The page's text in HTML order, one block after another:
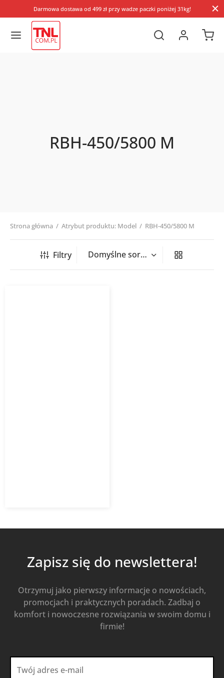
Darmowa dostawa od 499 zł przy wadze paczki poniżej 31kg!
RBH-450/5800 M
Strona główna / Atrybut produktu: Model / RBH-450/5800 M
Filtry
Zapisz się do newslettera!
Otrzymuj jako pierwszy informacje o nowościach,
promocjach i praktycznych poradach. Zadbaj o
komfort i nowoczesne rozwiązania w swoim domu i
firmie!